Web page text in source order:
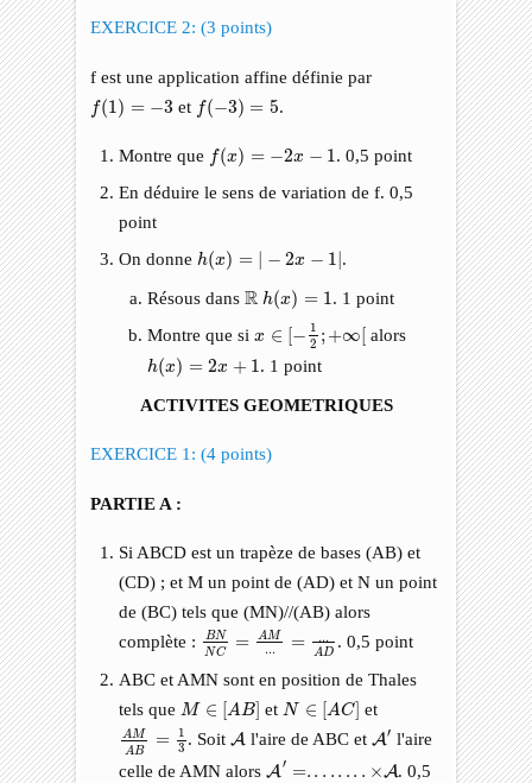
EXERCICE 2: (3 points)
f est une application affine définie par
f(1) = −3
f(1) = et f(−3) = 5
f(− )= .
Montre que f(x) = −2x − 1
f(x = −1
. 0,5 point
En déduire le sens de variation de f. 0,5
point
On donne h(x) = | − 2x − 1|
h (x )= 2 1|
.
Résous dansR
R h(x) = 1
h (x )=
. 1 point
Montre que six ∈ [− 1
2 ; +∞[
− 2
alors
h(x) = 2x + 1
h (x )= x+
. 1 point
ACTIVITES GEOMETRIQUES
EXERCICE 1: (4 points)
PARTIE A :
Si ABCD est un trapèze de bases (AB) et
(CD) ; et M un point de (AD) et N un point
de (BC) tels que (MN)//(AB) alors
complète :
BN
NC
= A M
... = ...
AD
BN C =AM. .
. 0,5 point
ABC et AMN sont en position de Thales
tels que M ∈ [AB]
M∈[ AB] et N ∈ [AC]
N∈[ AC] et
A M
A B
=
1
3
AM =
. SoitA
A l'aire de ABC et A′
A′ l'aire
celle de AMN alorsA′ =. . . . . . . . ×A
A′=
. 0,5